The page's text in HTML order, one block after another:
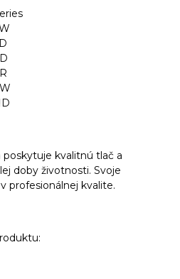
kvalitnú tlač a
doby životnosti. Svoje
profesionálnej kvalite.